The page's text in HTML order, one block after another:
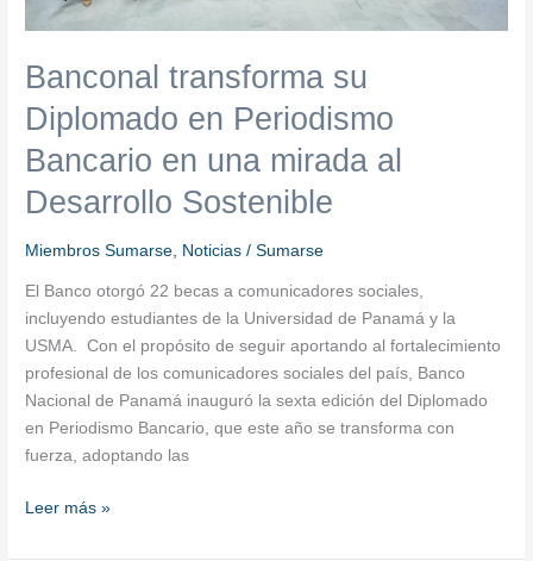
Banconal transforma su
Diplomado en Periodismo
Bancario en una mirada al
Desarrollo Sostenible
Miembros Sumarse Noticias /Sumarse
El Banco otorgó 22 becas a comunicadores sociales,
incluyendo estudiantes de la Universidad de Panamá y la
USMA. Con el propósito de seguir aportando al fortalecimiento
profesional de los comunicadores sociales del país, Banco
Nacional de Panamá inauguró la sexta edición del Diplomado
en Periodismo Bancario, que este año se transforma con
fuerza, adoptando las
Desarrollo
Leer más »